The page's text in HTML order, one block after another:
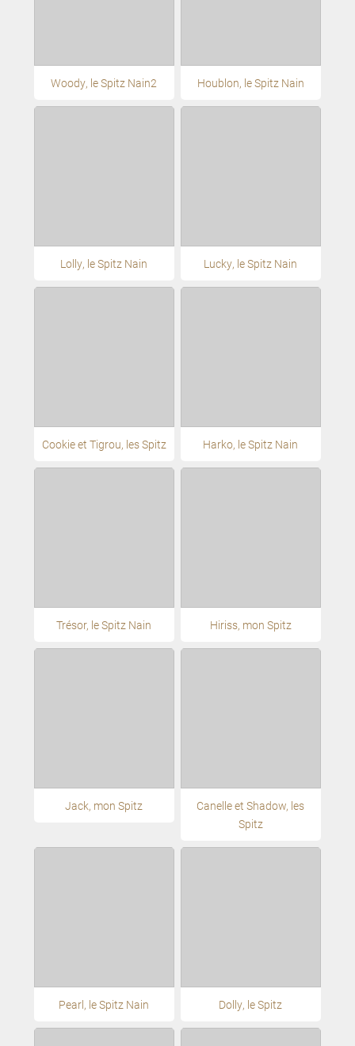
Woody, le Spitz Nain2 Houblon, le Spitz Nain
Lolly, le Spitz Nain Lucky, le Spitz Nain
Cookie et Tigrou, les Spitz Harko, le Spitz Nain
Trésor, le Spitz Nain Hiriss, mon Spitz
Jack, mon Spitz
Canelle et Shadow, les
Spitz
Pearl, le Spitz Nain Dolly, le Spitz